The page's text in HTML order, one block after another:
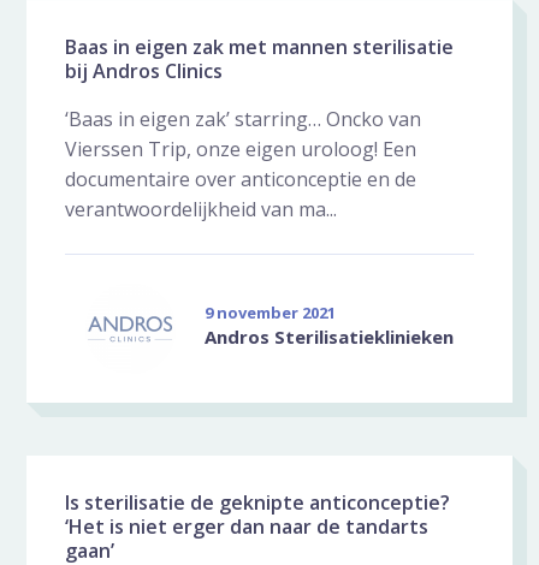
Baas in eigen zak met mannen sterilisatie
bij Andros Clinics
‘Baas in eigen zak’ starring… Oncko van
Vierssen Trip, onze eigen uroloog! Een
documentaire over anticonceptie en de
verantwoordelijkheid van ma...
9 november 2021
Andros Sterilisatieklinieken
Is sterilisatie de geknipte anticonceptie?
‘Het is niet erger dan naar de tandarts
gaan’